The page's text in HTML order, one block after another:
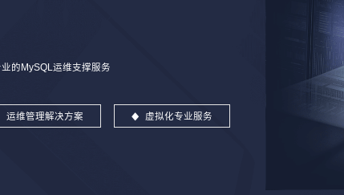
的MySQL运维支撑服务
运维管理解决方案 虚拟化专业服务